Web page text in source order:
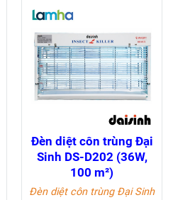
Đèn diệt côn trùng Đại
Sinh DS-D202 (36W,
100 m²)
Đèn diệt côn trùng Đại Sinh